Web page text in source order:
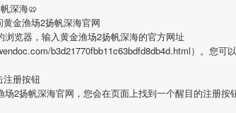
深海🥨
金渔场2扬帆深海官网
浏览器，输入黄金渔场2扬帆深海的官方网址
b3d21770fbb11c63bdfd8db4d.html）。您可
册按钮
场2扬帆深海官网，您会在页面上找到一个醒目的注册按